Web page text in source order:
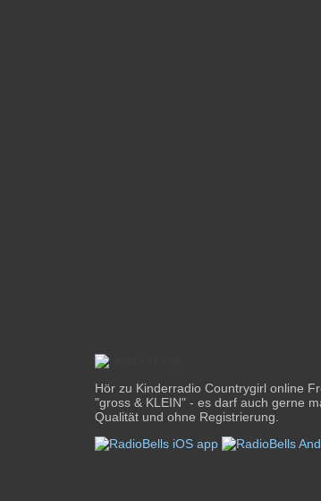
Hör zu Kinderradio Countrygirl online
"gross & KLEIN" - es darf auch gerne
Qualität und ohne Registrierung.